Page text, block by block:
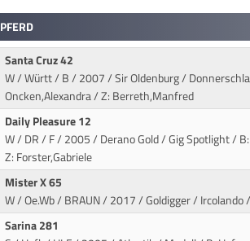
PFERD
Santa Cruz 42
W / Württ / B / 2007 / Sir Oldenburg /
Oncken,Alexandra / Z: Berreth,Manfred
Daily Pleasure 12
W / DR / F / 2005 / Derano Gold / Gig Spotlight/ B:
Z: Forster,Gabriele
Mister X 65
W / Oe.Wb / BRAUN / 2017 / Goldigger / Ircolando/
Sarina 281